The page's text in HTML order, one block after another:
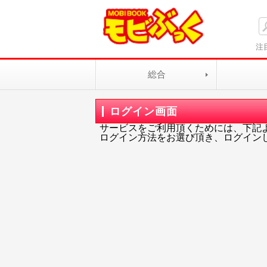
注
総合
ログイン画面
サービスをご利用頂くためには、下記
ログイン方法をお選び頂き、ログイン